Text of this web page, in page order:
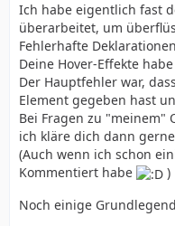
Ich habe eigentlich fast
überarbeitet, um
Fehlerhafte
Deine Hover-Effekte
Der Hauptfehler war,
Element gegeben hast
Bei Fragen zu "meinem"
ich kläre dich dann
(Auch wenn ich schon
Kommentiert habe
)
Noch einige